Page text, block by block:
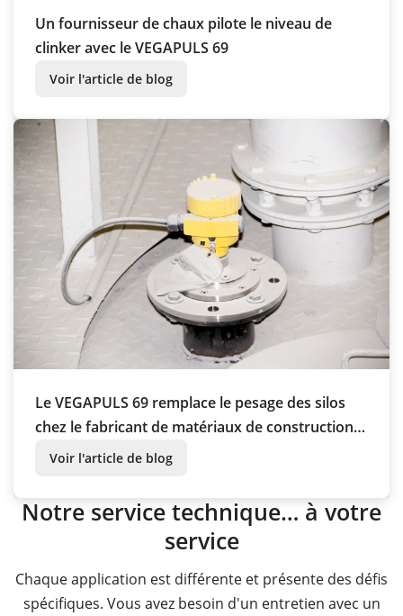
Un fournisseur de chaux pilote le niveau de
clinker avec le VEGAPULS 69
Voir l'article de blog
Le VEGAPULS 69 remplace le pesage des silos
chez le fabricant de matériaux de construction
Sto SE & Co. KGaA
Voir l'article de blog
Notre service technique… à votre
service
Chaque application est différente et présente des défis
spécifiques. Vous avez besoin d'un entretien avec un